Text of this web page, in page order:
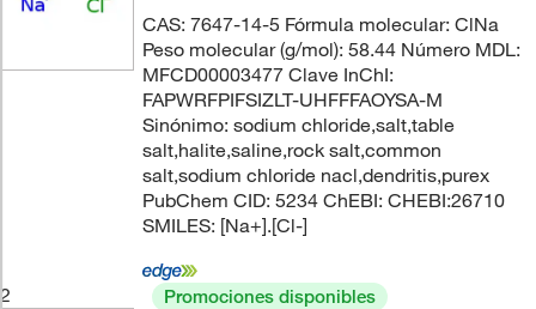
CAS: 7647-14-5 Fórmula molecular: ClNa
Peso molecular (g/mol): 58.44 Número MDL:
MFCD00003477 Clave InChI:
FAPWRFPIFSIZLT-UHFFFAOYSA-M
Sinónimo: sodium chloride,salt,table
salt,halite,saline,rock salt,common
salt,sodium chloride nacl,dendritis,purex
PubChem CID: 5234 ChEBI: CHEBI:26710
SMILES: [Na+].[Cl-]
2 Promociones disponibles